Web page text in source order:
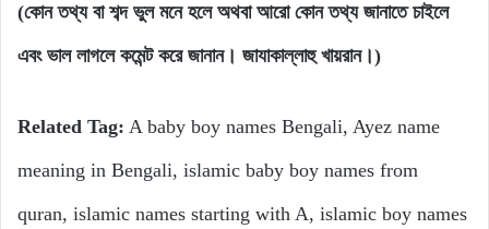
(কোন তথ্য বা শব্দ ভুল মনে হলে অথবা আরো কোন তথ্য জানাতে চাইলে
এবং ভাল লাগলে কমেন্ট করে জানান। জাযাকাল্লাহু খায়রান।)
Related Tag: A baby boy names Bengali, Ayez name
meaning in Bengali, islamic baby boy names from
quran, islamic names starting with A, islamic boy names